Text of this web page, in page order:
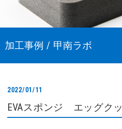
加工事例 / 甲南ラボ
2022/01/11
EVAスポンジ エッグクッ